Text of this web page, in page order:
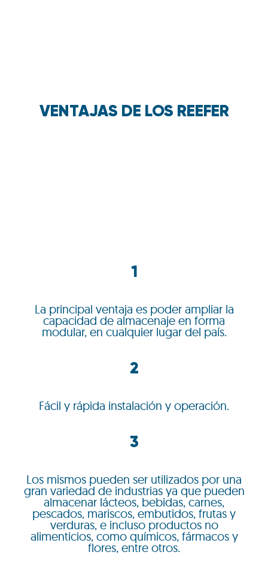
VENTAJAS DE LOS REEFER
1
La principal ventaja es poder ampliar la
capacidad de almacenaje en forma
modular, en cualquier lugar del país.
2
Fácil y rápida instalación y operación.
3
Los mismos pueden ser utilizados por una
gran variedad de industrias ya que pueden
almacenar lácteos, bebidas, carnes,
pescados, mariscos, embutidos, frutas y
verduras, e incluso productos no
alimenticios, como químicos, fármacos y
flores, entre otros.